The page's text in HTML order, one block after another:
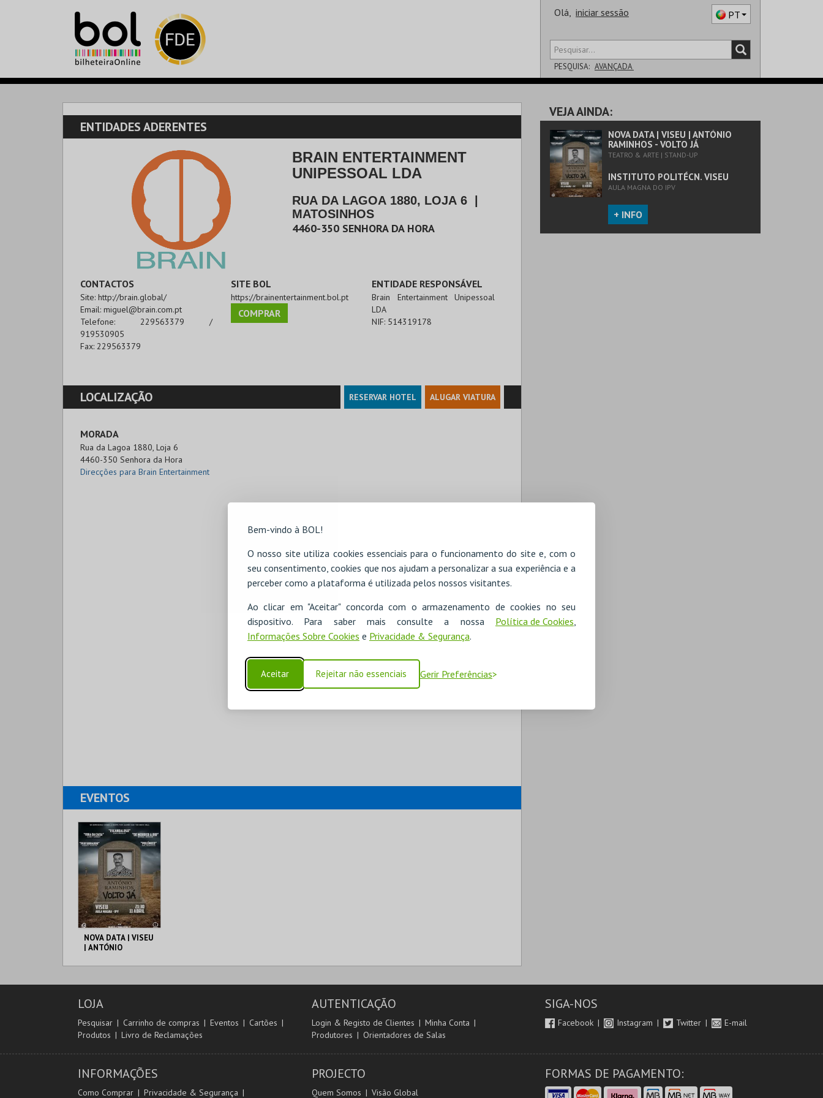
Bem-vindo à BOL!
O nosso site utiliza cookies essenciais para o funcionamento do site e, com o
seu consentimento, cookies que nos ajudam a personalizar a sua experiência e a
perceber como a plataforma é utilizada pelos nossos visitantes.
Ao clicar em "Aceitar" concorda com o armazenamento de cookies no seu
dispositivo. Para saber mais consulte a nossa Política de Cookies
Informações Sobre Cookies e Privacidade & Segurança.
Aceitar Rejeitar não essenciais Gerir Preferências
Olá, iniciar sessão PT
PESQUISA: AVANÇADA
SALA
ENTIDADES ADERENTES
BRAIN ENTERTAINMENT
UNIPESSOAL LDA
RUA DA LAGOA 1880, LOJA 6
MATOSINHOS
4460-350 SENHORA DA HORA
CONTACTOS
Site: http://brain.global/
Email: miguel@brain.com.pt
Telefone: 229563379 /
919530905
Fax: 229563379
SITE BOL
https://brainentertainment.bol.pt
COMPRAR
ENTIDADE RESPONSÁVEL
Brain Entertainment Unipessoal
LDA
NIF: 514319178
LOCALIZAÇÃO RESERVAR HOTEL ALUGAR VIATURA
MORADA
Rua da Lagoa 1880, Loja 6
4460-350 Senhora da Hora
Direcções para Brain Entertainment
EVENTOS
NOVA DATA | VISEU
| ANTÓNIO
JÁ
POLITÉCN. VISEU
COMPRAR
VEJA AINDA:
NOVA DATA | VISEU | ANTÓNIO
RAMINHOS - VOLTO JÁ
TEATRO & ARTE | STAND-UP
INSTITUTO POLITÉCN. VISEU
AULA MAGNA DO IPV
+ INFO
LOJA
Pesquisar Carrinho de compras Eventos
Cartões
Produtos
Livro de Reclamações
AUTENTICAÇÃO
Login & Registo de Clientes
Minha Conta
Produtores
Orientadores de Salas
SIGA-NOS
Facebook Instagram Twitter E-mail
INFORMAÇÕES
Como Comprar Privacidade & Segurança
PROJECTO
Quem Somos Visão Global
FORMAS DE PAGAMENTO: